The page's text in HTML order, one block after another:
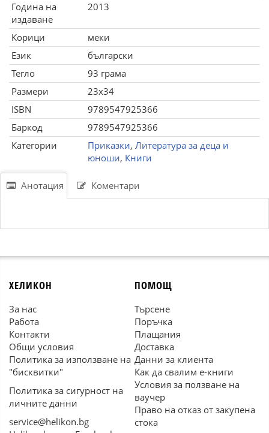
Година на
издаване
2013
Корици
меки
Език
български
Тегло
93 грама
Размери
23x34
ISBN
9789547925366
Баркод
9789547925366
Категории
Приказки, Литература за деца и
юноши, Книги
Анотация Коментари
ХЕЛИКОН
За нас
Работа
Контакти
Общи условия
Политика за използване на
"бисквитки"
Политика за сигурност на
личните данни
service@helikon.bg
ПОМОЩ
Търсене
Поръчка
Плащания
Доставка
Данни за клиента
Как да свалим е-книги
Условия за ползване на
ваучер
Право на отказ от закупена
стока